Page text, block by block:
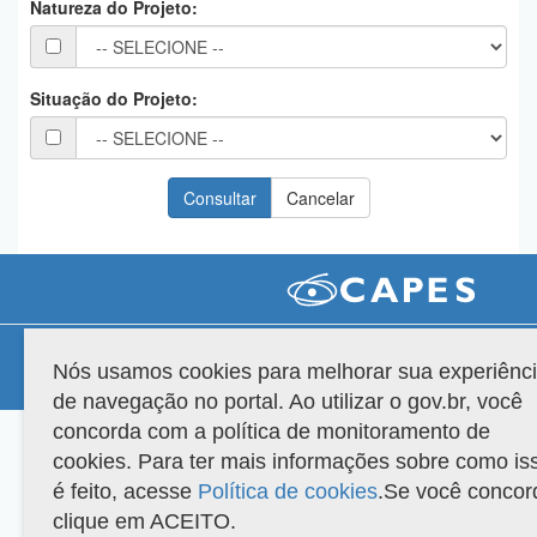
Planalto
Natureza do Projeto:
Situação do Projeto:
Versão do sistema: 3.88.9 Copyright 2022 Capes. Todos os direitos reservados.
Nós usamos cookies para melhorar sua
de navegação no portal. Ao utilizar o gov.br, você
concorda com a política de monitoramento de
cookies. Para ter mais informações sobre como
é feito, acesse Política de cookies.Se você
clique em ACEITO.